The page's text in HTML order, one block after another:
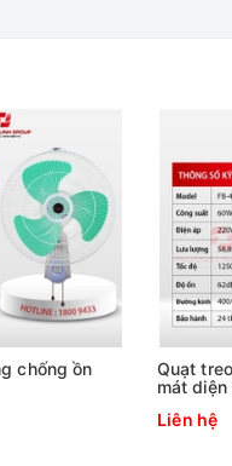
chống ồn
Quạt
mát diện
Liên hệ